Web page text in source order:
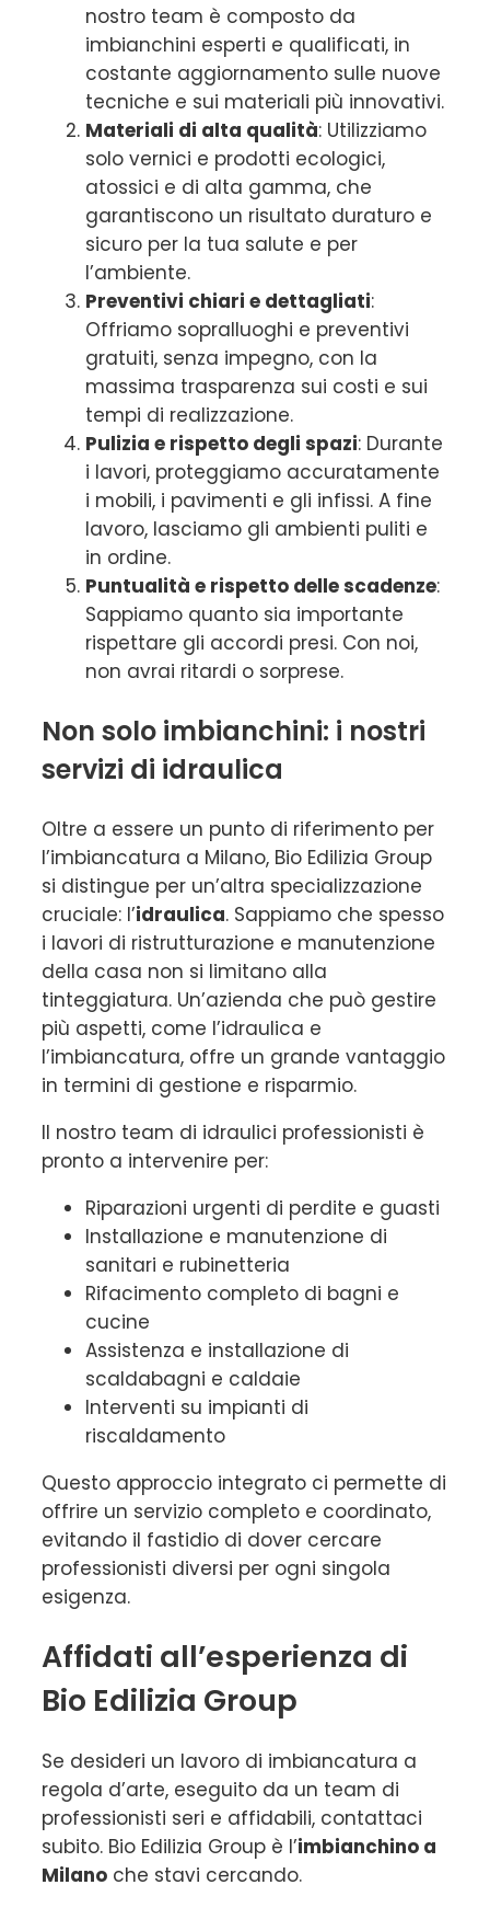
nostro team è composto da
imbianchini esperti e qualificati, in
costante aggiornamento sulle nuove
tecniche e sui materiali più innovativi.
Materiali di alta qualità: Utilizziamo
solo vernici e prodotti ecologici,
atossici e di alta gamma, che
garantiscono un risultato duraturo e
sicuro per la tua salute e per
l’ambiente.
Preventivi chiari e dettagliati:
Offriamo sopralluoghi e preventivi
gratuiti, senza impegno, con la
massima trasparenza sui costi e sui
tempi di realizzazione.
Pulizia e rispetto degli spazi: Durante
i lavori, proteggiamo accuratamente
i mobili, i pavimenti e gli infissi. A fine
lavoro, lasciamo gli ambienti puliti e
in ordine.
Puntualità e rispetto delle scadenze:
Sappiamo quanto sia importante
rispettare gli accordi presi. Con noi,
non avrai ritardi o sorprese.
Non solo imbianchini: i nostri
servizi di idraulica
Oltre a essere un punto di riferimento per
l’imbiancatura a Milano, Bio Edilizia Group
si distingue per un’altra specializzazione
cruciale: l’idraulica. Sappiamo che spesso
i lavori di ristrutturazione e manutenzione
della casa non si limitano alla
tinteggiatura. Un’azienda che può gestire
più aspetti, come l’idraulica e
l’imbiancatura, offre un grande vantaggio
in termini di gestione e risparmio.
Il nostro team di idraulici professionisti è
pronto a intervenire per:
Riparazioni urgenti di perdite e guasti
Installazione e manutenzione di
sanitari e rubinetteria
Rifacimento completo di bagni e
cucine
Assistenza e installazione di
scaldabagni e caldaie
Interventi su impianti di
riscaldamento
Questo approccio integrato ci permette di
offrire un servizio completo e coordinato,
evitando il fastidio di dover cercare
professionisti diversi per ogni singola
esigenza.
Affidati all’esperienza di
Bio Edilizia Group
Se desideri un lavoro di imbiancatura a
regola d’arte, eseguito da un team di
professionisti seri e affidabili, contattaci
subito. Bio Edilizia Group è l’imbianchino a
Milano che stavi cercando.